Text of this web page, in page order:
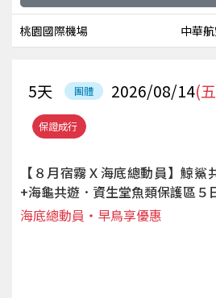
桃園國際機場 中華
保證成行
團體 2026/08/14(
5天
【８月宿霧Ｘ海底總動員】鯨
+海龜共遊．資生堂魚類保護區５
海底總動員‧早鳥享優惠